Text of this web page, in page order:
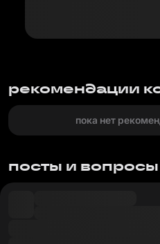
рекомендации
пока нет
посты и вопросы